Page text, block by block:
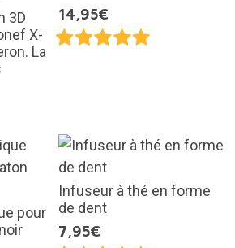
3D
X-
La
14,95€
pour
Infuseur à thé en forme
de dent
7,95€